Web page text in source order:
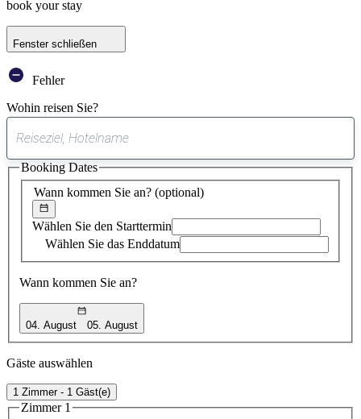
book your stay
Fenster schließen
Fehler
Wohin reisen Sie?
gefundener
Vorschlag
Wann kommen Sie an? (optional)
Wählen Sie den Starttermin
Wählen Sie das Enddatum
Wann kommen Sie an?
04. August 05. August
Booking Dates
Gäste auswählen
1 Zimmer - 1 Gäst(e)
Zimmer 1